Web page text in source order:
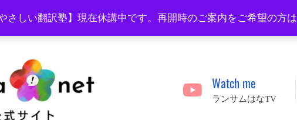
やさしい翻訳塾】現在休講中です。再開時のご案内をご希望の方は
Watch me
ランサムはなTV